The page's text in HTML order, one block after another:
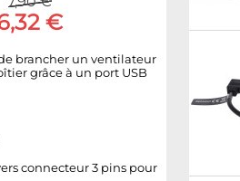
€
brancher un ventilateur
grâce à un port USB
connecteur 3 pins pour